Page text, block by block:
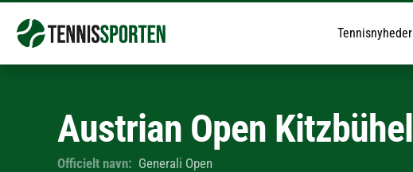
Tennisnyheder
Austrian Open Kitzbühel
Officielt navn: Generali Open